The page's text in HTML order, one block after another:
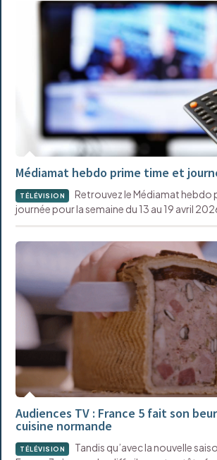
Médiamat hebdo prime time et
TÉLÉVISION
Retrouvez le Médiamat hebdo
journée pour la semaine du 13 au 19 avril
Audiences TV : France 5 fait son
cuisine normande
TÉLÉVISION Tandis qu’avec la nouvelle